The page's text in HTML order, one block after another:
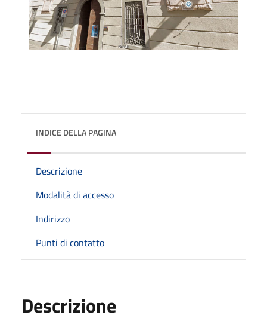
INDICE DELLA PAGINA
Descrizione
Modalità di accesso
Indirizzo
Punti di contatto
Descrizione